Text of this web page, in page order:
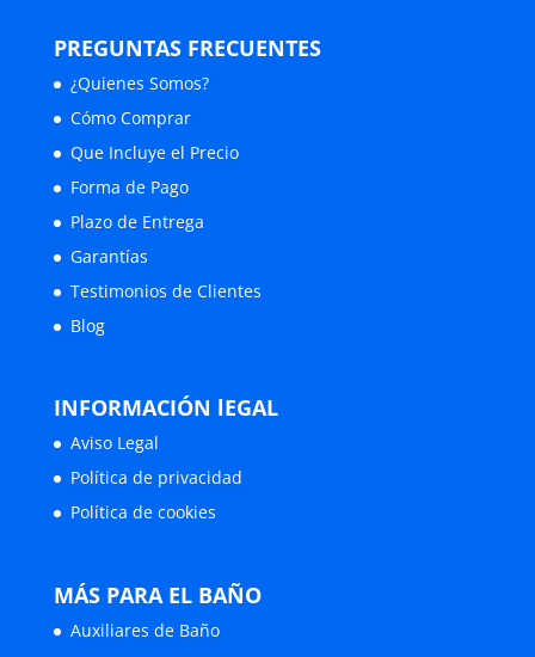
PREGUNTAS FRECUENTES
¿Quienes Somos?
Cómo Comprar
Que Incluye el Precio
Forma de Pago
Plazo de Entrega
Garantías
Testimonios de Clientes
Blog
INFORMACIÓN lEGAL
Aviso Legal
Política de privacidad
Política de cookies
MÁS PARA EL BAÑO
Auxiliares de Baño